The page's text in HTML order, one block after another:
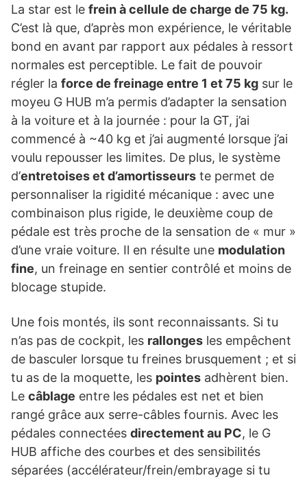
La star est le frein à cellule de charge de 75 kg.
C’est là que, d’après mon expérience, le véritable
bond en avant par rapport aux pédales à ressort
normales est perceptible. Le fait de pouvoir
régler la force de freinage entre 1 et 75 kg sur le
moyeu G HUB m’a permis d’adapter la sensation
à la voiture et à la journée : pour la GT, j’ai
commencé à ~40 kg et j’ai augmenté lorsque j’ai
voulu repousser les limites. De plus, le système
d’entretoises et d’amortisseurs te permet de
personnaliser la rigidité mécanique : avec une
combinaison plus rigide, le deuxième coup de
pédale est très proche de la sensation de « mur »
d’une vraie voiture. Il en résulte une modulation
fine, un freinage en sentier contrôlé et moins de
blocage stupide.
Une fois montés, ils sont reconnaissants. Si tu
n’as pas de cockpit, les rallonges les empêchent
de basculer lorsque tu freines brusquement ; et si
tu as de la moquette, les pointes adhèrent bien.
Le câblage entre les pédales est net et bien
rangé grâce aux serre-câbles fournis. Avec les
pédales connectées directement au PC, le G
HUB affiche des courbes et des sensibilités
séparées (accélérateur/frein/embrayage si tu